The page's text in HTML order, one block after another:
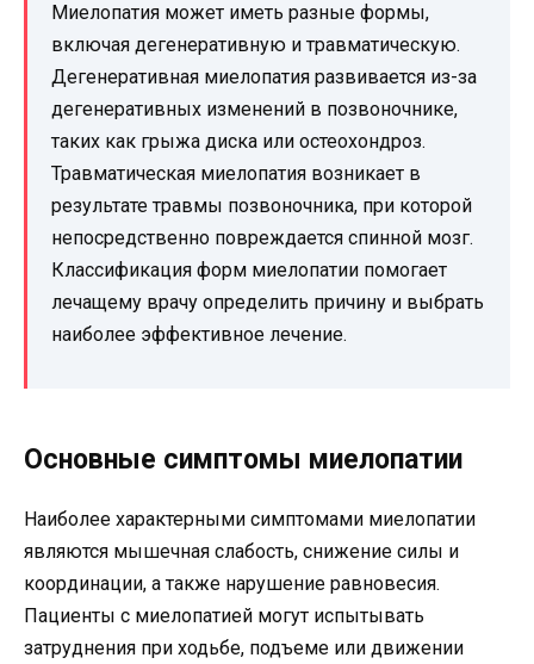
Миелопатия может иметь разные формы,
включая дегенеративную и травматическую.
Дегенеративная миелопатия развивается из-за
дегенеративных изменений в позвоночнике,
таких как грыжа диска или остеохондроз.
Травматическая миелопатия возникает в
результате травмы позвоночника, при которой
непосредственно повреждается спинной мозг.
Классификация форм миелопатии помогает
лечащему врачу определить причину и выбрать
наиболее эффективное лечение.
Основные симптомы миелопатии
Наиболее характерными симптомами миелопатии
являются мышечная слабость, снижение силы и
координации, а также нарушение равновесия.
Пациенты с миелопатией могут испытывать
затруднения при ходьбе, подъеме или движении